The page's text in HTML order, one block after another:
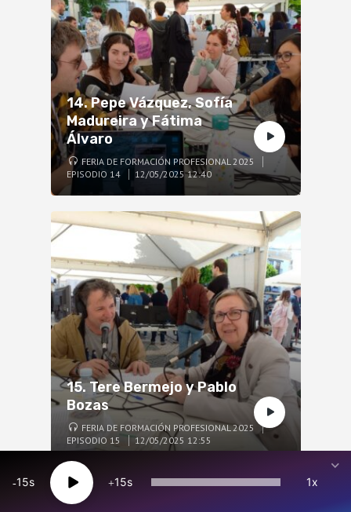
14. Pepe Vázquez, Sofía
Madureira y Fátima
Álvaro
FERIA DE FORMACIÓN PROFESIONAL 2025
EPISODIO 14
12/05/2025 12:40
15. Tere Bermejo y Pablo
Bozas
FERIA DE FORMACIÓN PROFESIONAL 2025
EPISODIO 15
12/05/2025 12:55
15 15 1x